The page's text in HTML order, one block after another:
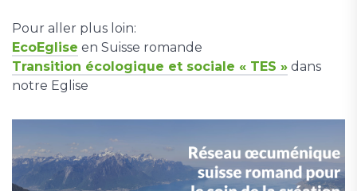
Pour aller plus loin:
EcoEglise en Suisse romande
Transition écologique et sociale « TES » dans
notre Eglise